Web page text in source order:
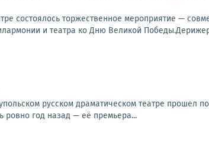
состоялось торжественное мероприятие —
и театра ко Дню Великой
русском драматическом театре прошел
ровно год назад — её премьера...